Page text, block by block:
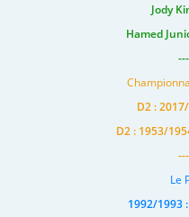
Jody
Hamed
D2 :
D2 : 1953/
Le
1992/1993